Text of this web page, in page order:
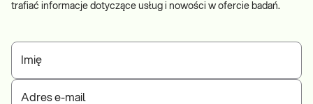
trafiać informacje dotyczące usług i nowości w ofercie badań.
Imię
Adres e-mail